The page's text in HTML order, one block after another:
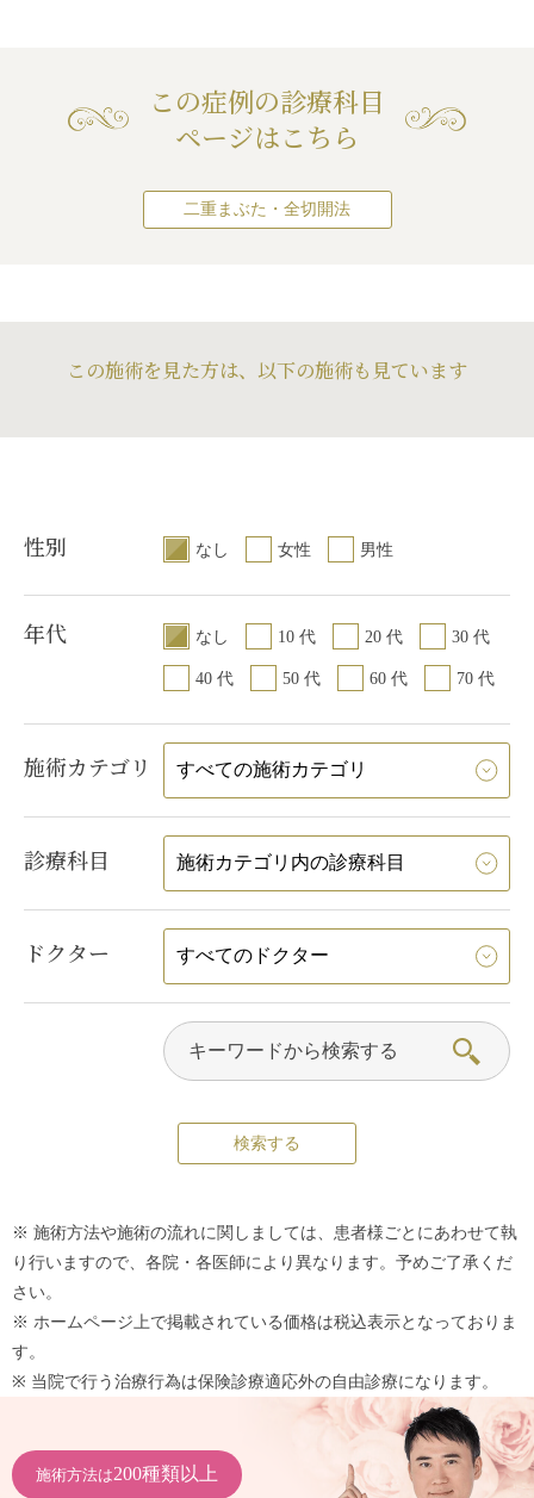
平らになりました。
この症例の診療科目
ページはこちら
二重まぶた・全切開法
この施術を見た方は、以下の施術も見ています
性別 なし 女性 男性
年代 なし 10 代 20 代 30 代
40 代 50 代 60 代 70 代
施術カテゴリ
診療科目
ドクター
※ 施術方法や施術の流れに関しましては、患者様ごとにあわせて執
り行いますので、各院・各医師により異なります。予めご了承くだ
さい。
※ ホームページ上で掲載されている価格は税込表示となっておりま
す。
※ 当院で行う治療行為は保険診療適応外の自由診療になります。
施術方法は200種類以上